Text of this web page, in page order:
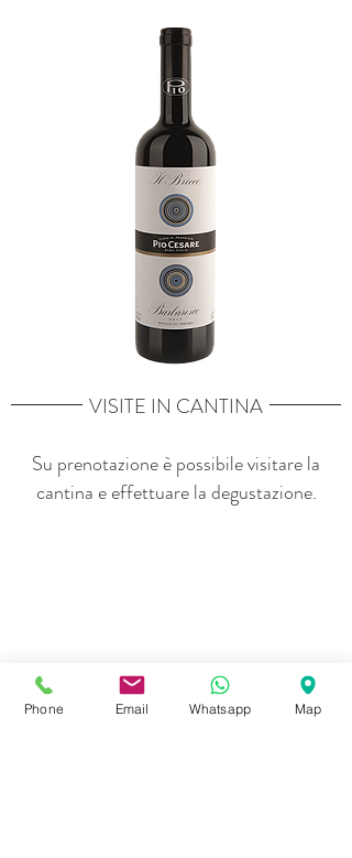
VISITE IN CANTINA
Su prenotazione è possibile visitare la
cantina e effettuare la degustazione.
Phone Email Whatsapp Map